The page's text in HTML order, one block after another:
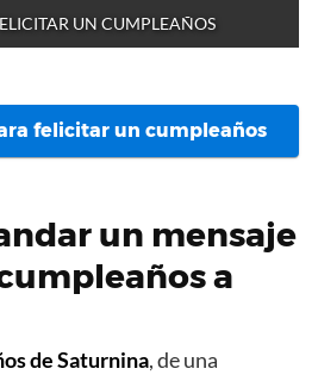
UN CUMPLEAÑOS
felicitar un cumpleaños
un mensaje
a
de Saturnina, de una